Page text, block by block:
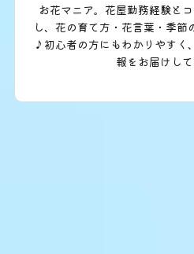
お花マニア。花屋勤務経験と
し、花の育て方・花言葉・季節
♪初心者の方にもわかりやすく
報をお届けして